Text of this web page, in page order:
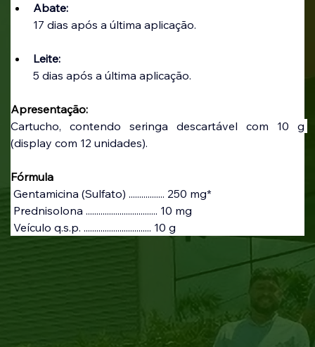
Abate:
17 dias após a última aplicação.
Leite:
5 dias após a última aplicação.
Apresentação:
Cartucho, contendo seringa descartável com 10 g
(display com 12 unidades).
Fórmula
Gentamicina (Sulfato) ................. 250 mg*
Prednisolona .................................. 10 mg
Veículo q.s.p. ................................ 10 g